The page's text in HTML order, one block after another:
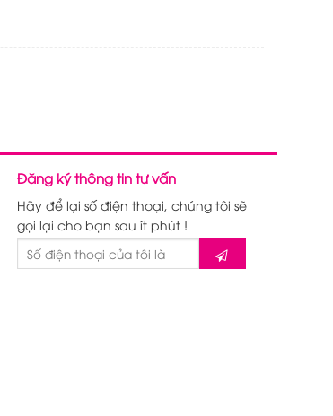
Đăng ký thông tin tư vấn
Hãy để lại số điện thoại, chúng tôi sẽ
gọi lại cho bạn sau ít phút !